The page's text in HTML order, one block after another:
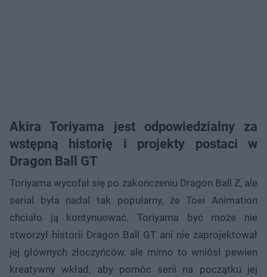
Akira Toriyama jest odpowiedzialny za
wstępną historię i projekty postaci w
Dragon Ball GT
Toriyama wycofał się po zakończeniu Dragon Ball Z, ale
serial była nadal tak popularny, że Toei Animation
chciało ją kontynuować. Toriyama być może nie
stworzył historii Dragon Ball GT ani nie zaprojektował
jej głównych złoczyńców, ale mimo to wniósł pewien
kreatywny wkład, aby pomóc serii na początku jej